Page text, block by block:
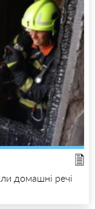
домашні речі